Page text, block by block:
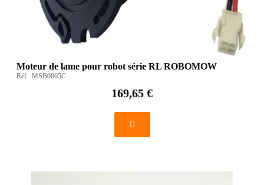
Moteur de lame pour robot série RL ROBOMOW
Réf : MSB0065C
169,65 €